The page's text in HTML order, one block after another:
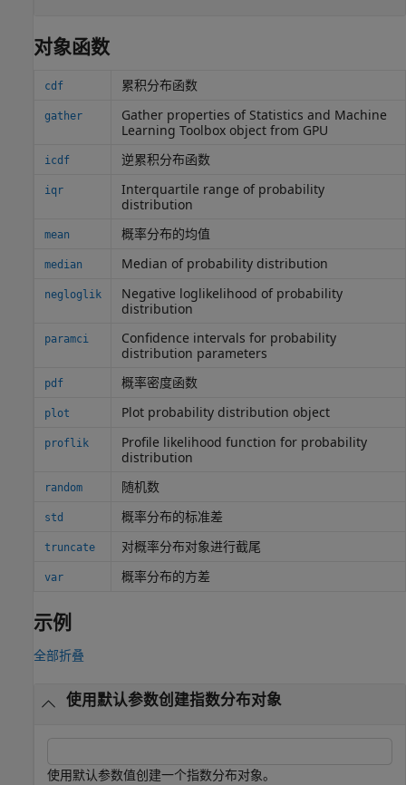
对象函数
cdf 累积分布函数
gather Gather properties of Statistics and Machine
Learning Toolboxobject from GPU
icdf 逆累积分布函数
iqr
Interquartile range of probability
distribution
mean 概率分布的均值
median Median of probability distribution
negloglik
Negative loglikelihood of probability
distribution
paramci
Confidence intervals for probability
distribution parameters
pdf 概率密度函数
plot Plot probability distribution object
proflik
Profile likelihood function for probability
distribution
random 随机数
std 概率分布的标准差
truncate 对概率分布对象进行截尾
var 概率分布的方差
示例
全部折叠
使用默认参数创建指数分布对象
使用默认参数值创建一个指数分布对象。